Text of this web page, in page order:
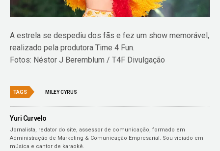
A estrela se despediu dos fãs e fez um show memorável,
realizado pela produtora Time 4 Fun.
Fotos: Néstor J Beremblum / T4F Divulgação
TAGS MILEY CYRUS
Yuri Curvelo
Jornalista, redator do site, assessor de comunicação, formado em
Administração de Marketing & Comunicação Empresarial. Sou viciado em
música e cantor de karaokê.